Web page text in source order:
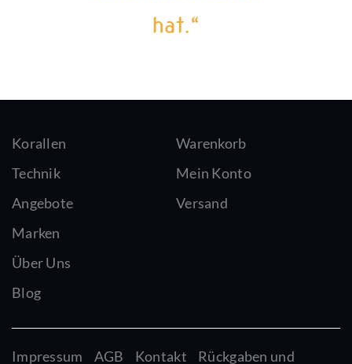
hat.“
Korallen
Technik
Angebote
Marken
Über Uns
Blog
Warenkorb
Mein Konto
Versand
Impressum AGB Kontakt
Rückgaben und